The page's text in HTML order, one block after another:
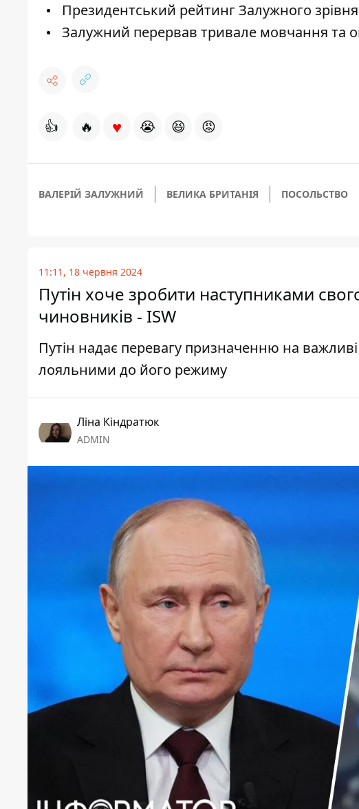
Президентський рейтинг Залужного
Залужний перервав тривале мовчання та
👍 🔥 ♥ 😭 😆 😡
ВАЛЕРІЙ ЗАЛУЖНИЙ ВЕЛИКА БРИТАНІЯ ПОСОЛЬСТВО
11:11, 18 червня 2024
Путін хоче зробити наступниками
чиновників - ISW
Путін надає перевагу призначенню на
лояльними до його режиму
Ліна Кіндратюк
ADMIN